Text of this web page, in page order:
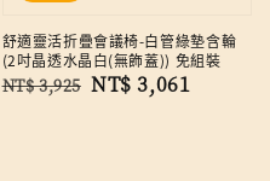
舒適靈活折疊會議椅-白管綠墊含輪
(2吋晶透水晶白(無飾蓋)) 免組裝
Regular
NT$ 3,925 Sale
NT$ 3,061